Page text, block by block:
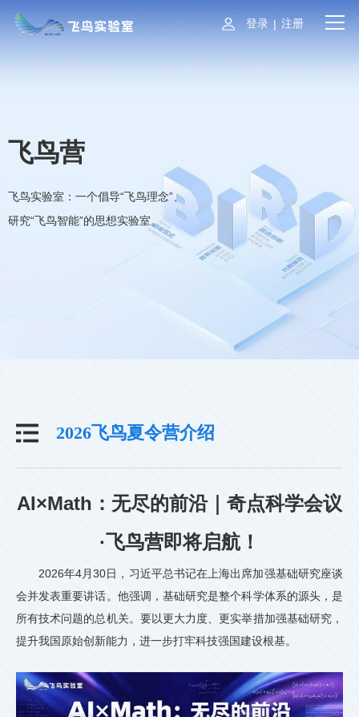
登录 | 注册
飞鸟营
飞鸟实验室：一个倡导“飞鸟理念”、
研究“飞鸟智能”的思想实验室。
2026飞鸟夏令营介绍
AI×Math：无尽的前沿｜奇点科学会议
·飞鸟营即将启航！
2026年4月30日，习近平总书记在上海出席加强基础研究座谈
会并发表重要讲话。他强调，基础研究是整个科学体系的源头，是
所有技术问题的总机关。要以更大力度、更实举措加强基础研究，
提升我国原始创新能力，进一步打牢科技强国建设根基。